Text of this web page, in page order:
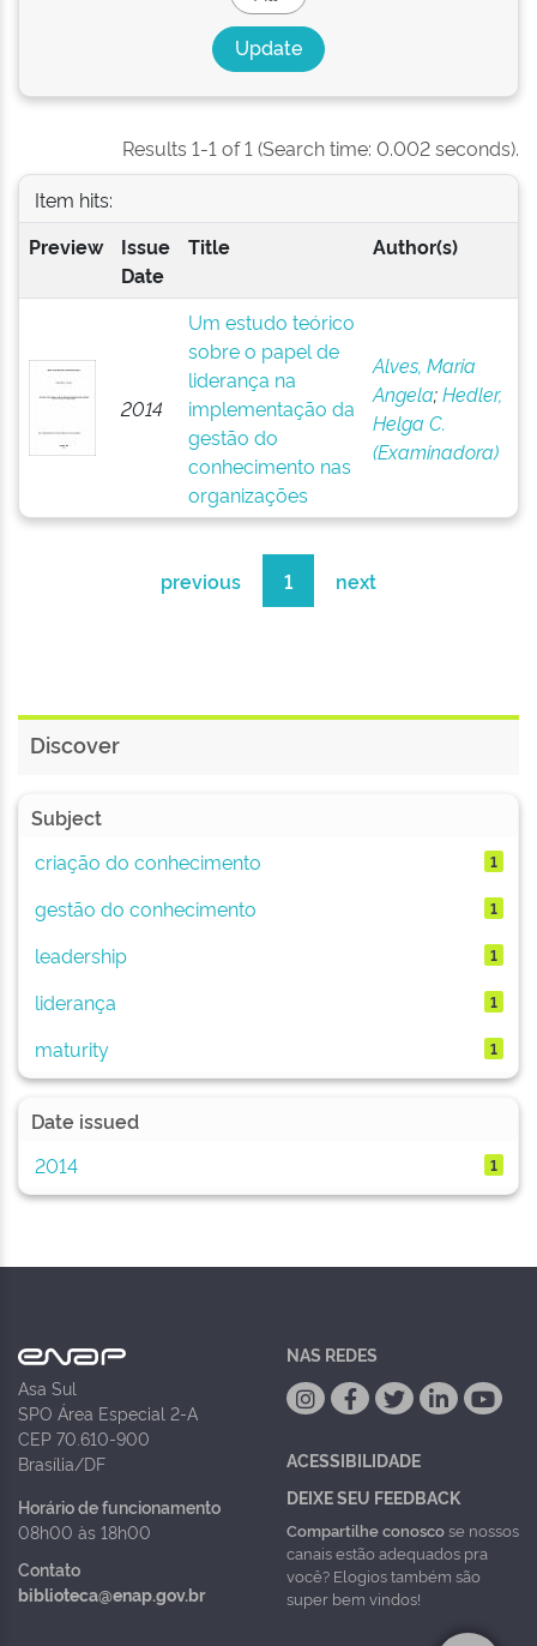
Results 1-1 of 1 (Search time: 0.002 seconds).
Item hits:
Preview
Issue
Date
Title Author(s)
2014
Um estudo teórico
sobre o papel de
liderança na
implementação da
gestão do
conhecimento nas
organizações
Alves, Maria
Angela;Hedler,
Helga C.
(Examinadora)
previous 1 next
Discover
Subject
criação do conhecimento
1
gestão do conhecimento 1
leadership 1
liderança 1
maturity 1
Date issued
2014
1
Asa Sul
SPO Área Especial 2-A
CEP 70.610-900
Brasília/DF
Horário de funcionamento
08h00 às 18h00
Contato
biblioteca@enap.gov.br
NAS REDES
ACESSIBILIDADE
DEIXE SEU FEEDBACK
Compartilhe conoscose nossos
canais estão adequados pra
você? Elogios também são
super bem vindos!